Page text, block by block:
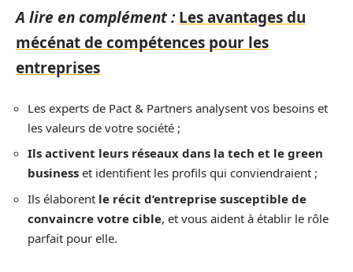
A lire en complément : Les avantages du
mécénat de compétences pour les
entreprises
Les experts de Pact & Partners analysent vos besoins et
les valeurs de votre société ;
Ils activent leurs réseaux dans la tech et le green
business et identifient les profils qui conviendraient ;
Ils élaborent le récit d’entreprise susceptible de
convaincre votre cible, et vous aident à établir le rôle
parfait pour elle.